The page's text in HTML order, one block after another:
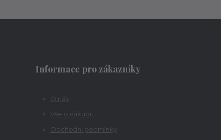
Informace pro zákazníky
O nás
Vše o nákupu
Obchodní podmínky